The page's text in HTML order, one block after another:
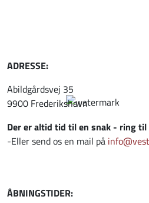
ADRESSE:
Abildgårdsvej 35
9900 Frederikshavn
Der er altid tid til en snak - ring til
-Eller send os en mail på
ÅBNINGSTIDER: